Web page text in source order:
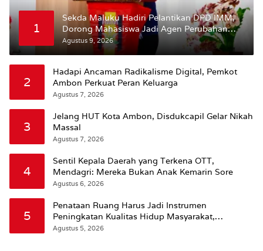
1
Sekda Maluku Hadiri Pelantikan DPD IMM,
Dorong Mahasiswa Jadi Agen Perubahan
dan Mitra Strategis Pemerintah
Agustus 9, 2026
2
Hadapi Ancaman Radikalisme Digital, Pemkot
Ambon Perkuat Peran Keluarga
Agustus 7, 2026
3
Jelang HUT Kota Ambon, Disdukcapil Gelar Nikah
Massal
Agustus 7, 2026
4
Sentil Kepala Daerah yang Terkena OTT,
Mendagri: Mereka Bukan Anak Kemarin Sore
Agustus 6, 2026
5
Penataan Ruang Harus Jadi Instrumen
Peningkatan Kualitas Hidup Masyarakat,
Wattimena: Revisi RT-RW Ditetapkan Pemkot
Agustus 5, 2026